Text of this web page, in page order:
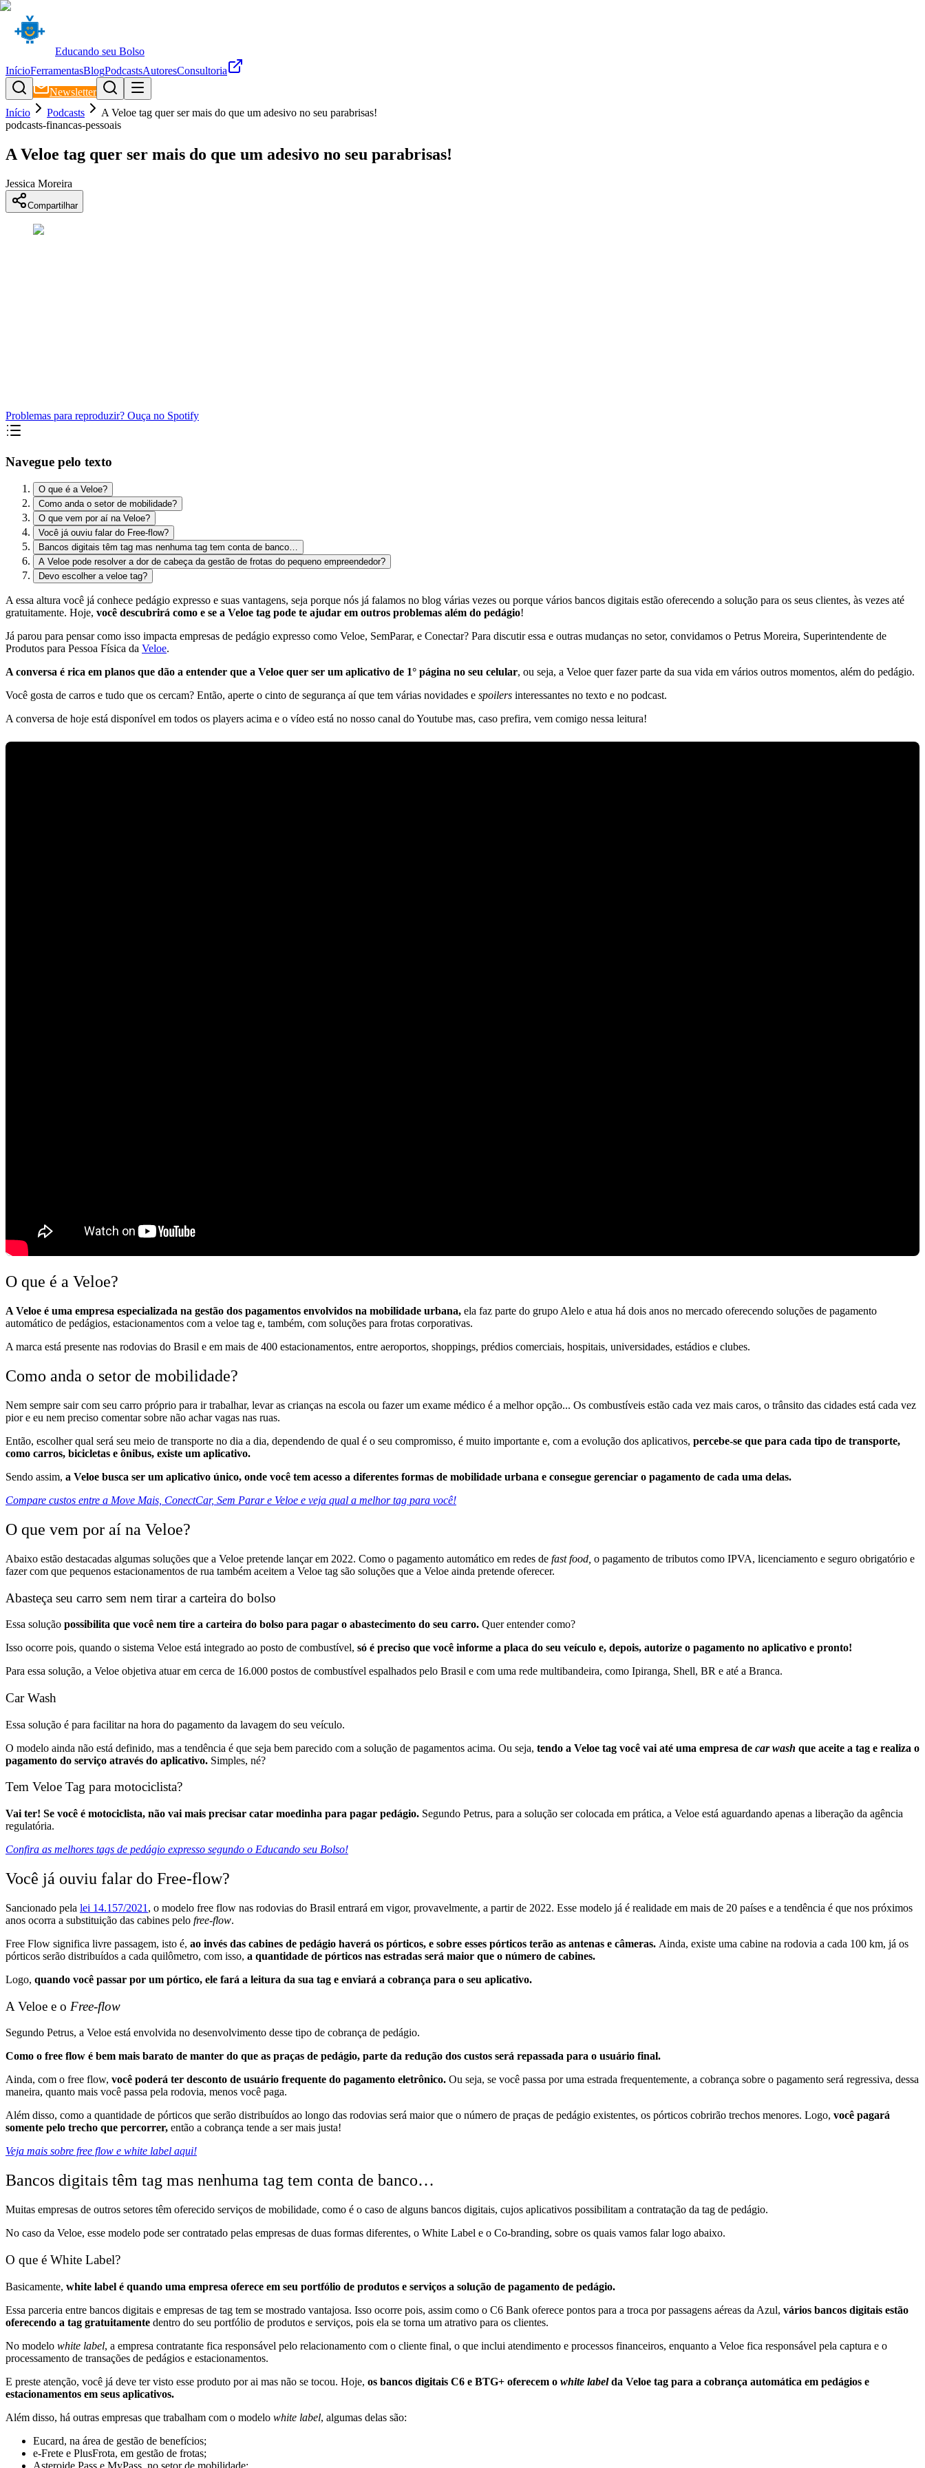
Educando seu Bolso
InícioFerramentasBlogPodcastsAutoresConsultoria
Newsletter
Início
Podcasts
A Veloe tag quer ser mais do que um adesivo no seu parabrisas!
podcasts-financas-pessoais
A Veloe tag quer ser mais do que um adesivo no seu parabrisas!
Jessica Moreira
Compartilhar
Problemas para reproduzir? Ouça no Spotify
Navegue pelo texto
O que é a Veloe?
Como anda o setor de mobilidade?
O que vem por aí na Veloe?
Você já ouviu falar do Free-flow?
Bancos digitais têm tag mas nenhuma tag tem conta de banco…
A Veloe pode resolver a dor de cabeça da gestão de frotas do pequeno empreendedor?
Devo escolher a veloe tag?
A essa altura você já conhece pedágio expresso e suas vantagens, seja porque nós já falamos no blog várias vezes ou porque vários bancos digitais estão oferecendo a solução para os seus clientes, às vezes até
gratuitamente. Hoje, você descubrirá como e se a Veloe tag pode te ajudar em outros problemas além do pedágio!
Já parou para pensar como isso impacta empresas de pedágio expresso como Veloe, SemParar, e Conectar? Para discutir essa e outras mudanças no setor, convidamos o Petrus Moreira, Superintendente de
Produtos para Pessoa Física da Veloe.
A conversa é rica em planos que dão a entender que a Veloe quer ser um aplicativo de 1° página no seu celular, ou seja, a Veloe quer fazer parte da sua vida em vários outros momentos, além do pedágio.
Você gosta de carros e tudo que os cercam? Então, aperte o cinto de segurança aí que tem várias novidades e spoilers interessantes no texto e no podcast.
A conversa de hoje está disponível em todos os players acima e o vídeo está no nosso canal do Youtube mas, caso prefira, vem comigo nessa leitura!
O que é a Veloe?
A Veloe é uma empresa especializada na gestão dos pagamentos envolvidos na mobilidade urbana, ela faz parte do grupo Alelo e atua há dois anos no mercado oferecendo soluções de pagamento
automático de pedágios, estacionamentos com a veloe tag e, também, com soluções para frotas corporativas.
A marca está presente nas rodovias do Brasil e em mais de 400 estacionamentos, entre aeroportos, shoppings, prédios comerciais, hospitais, universidades, estádios e clubes.
Como anda o setor de mobilidade?
Nem sempre sair com seu carro próprio para ir trabalhar, levar as crianças na escola ou fazer um exame médico é a melhor opção... Os combustíveis estão cada vez mais caros, o trânsito das cidades está cada vez
pior e eu nem preciso comentar sobre não achar vagas nas ruas.
Então, escolher qual será seu meio de transporte no dia a dia, dependendo de qual é o seu compromisso, é muito importante e, com a evolução dos aplicativos, percebe-se que para cada tipo de transporte,
como carros, bicicletas e ônibus, existe um aplicativo.
Sendo assim, a Veloe busca ser um aplicativo único, onde você tem acesso a diferentes formas de mobilidade urbana e consegue gerenciar o pagamento de cada uma delas.
Compare custos entre a Move Mais, ConectCar, Sem Parar e Veloe e veja qual a melhor tag para você!
O que vem por aí na Veloe?
Abaixo estão destacadas algumas soluções que a Veloe pretende lançar em 2022. Como o pagamento automático em redes de fast food, o pagamento de tributos como IPVA, licenciamento e seguro obrigatório e
fazer com que pequenos estacionamentos de rua também aceitem a Veloe tag são soluções que a Veloe ainda pretende oferecer.
Abasteça seu carro sem nem tirar a carteira do bolso
Essa solução possibilita que você nem tire a carteira do bolso para pagar o abastecimento do seu carro. Quer entender como?
Isso ocorre pois, quando o sistema Veloe está integrado ao posto de combustível, só é preciso que você informe a placa do seu veículo e, depois, autorize o pagamento no aplicativo e pronto!
Para essa solução, a Veloe objetiva atuar em cerca de 16.000 postos de combustível espalhados pelo Brasil e com uma rede multibandeira, como Ipiranga, Shell, BR e até a Branca.
Car Wash
Essa solução é para facilitar na hora do pagamento da lavagem do seu veículo.
O modelo ainda não está definido, mas a tendência é que seja bem parecido com a solução de pagamentos acima. Ou seja, tendo a Veloe tag você vai até uma empresa de car wash que aceite a tag e realiza o
pagamento do serviço através do aplicativo. Simples, né?
Tem Veloe Tag para motociclista?
Vai ter! Se você é motociclista, não vai mais precisar catar moedinha para pagar pedágio. Segundo Petrus, para a solução ser colocada em prática, a Veloe está aguardando apenas a liberação da agência
regulatória.
Confira as melhores tags de pedágio expresso segundo o Educando seu Bolso!
Você já ouviu falar do Free-flow?
Sancionado pela lei 14.157/2021 , o modelo free flow nas rodovias do Brasil entrará em vigor, provavelmente, a partir de 2022. Esse modelo já é realidade em mais de 20 países e a tendência é que nos próximos
anos ocorra a substituição das cabines pelo free-flow.
Free Flow significa livre passagem, isto é, ao invés das cabines de pedágio haverá os pórticos, e sobre esses pórticos terão as antenas e câmeras. Ainda, existe uma cabine na rodovia a cada 100 km, já os
pórticos serão distribuídos a cada quilômetro, com isso, a quantidade de pórticos nas estradas será maior que o número de cabines.
Logo, quando você passar por um pórtico, ele fará a leitura da sua tag e enviará a cobrança para o seu aplicativo.
A Veloe e o Free-flow
Segundo Petrus, a Veloe está envolvida no desenvolvimento desse tipo de cobrança de pedágio.
Como o free flow é bem mais barato de manter do que as praças de pedágio, parte da redução dos custos será repassada para o usuário final.
Ainda, com o free flow, você poderá ter desconto de usuário frequente do pagamento eletrônico. Ou seja, se você passa por uma estrada frequentemente, a cobrança sobre o pagamento será regressiva, dessa
maneira, quanto mais você passa pela rodovia, menos você paga.
Além disso, como a quantidade de pórticos que serão distribuídos ao longo das rodovias será maior que o número de praças de pedágio existentes, os pórticos cobrirão trechos menores. Logo, você pagará
somente pelo trecho que percorrer, então a cobrança tende a ser mais justa!
Veja mais sobre free flow e white label aqui!
Bancos digitais têm tag mas nenhuma tag tem conta de banco…
Muitas empresas de outros setores têm oferecido serviços de mobilidade, como é o caso de alguns bancos digitais, cujos aplicativos possibilitam a contratação da tag de pedágio.
No caso da Veloe, esse modelo pode ser contratado pelas empresas de duas formas diferentes, o White Label e o Co-branding, sobre os quais vamos falar logo abaixo.
O que é White Label?
Basicamente, white label é quando uma empresa oferece em seu portfólio de produtos e serviços a solução de pagamento de pedágio.
Essa parceria entre bancos digitais e empresas de tag tem se mostrado vantajosa. Isso ocorre pois, assim como o C6 Bank oferece pontos para a troca por passagens aéreas da Azul, vários bancos digitais estão
oferecendo a tag gratuitamente dentro do seu portfólio de produtos e serviços, pois ela se torna um atrativo para os clientes.
No modelo white label, a empresa contratante fica responsável pelo relacionamento com o cliente final, o que inclui atendimento e processos financeiros, enquanto a Veloe fica responsável pela captura e o
processamento de transações de pedágios e estacionamentos.
E preste atenção, você já deve ter visto esse produto por ai mas não se tocou. Hoje, os bancos digitais C6 e BTG+ oferecem o white labelda Veloe tag para a cobrança automática em pedágios e
estacionamentos em seus aplicativos.
Além disso, há outras empresas que trabalham com o modelo white label, algumas delas são:
Eucard, na área de gestão de benefícios;
e-Frete e PlusFrota, em gestão de frotas;
Asteroide Pass e MyPass, no setor de mobilidade;